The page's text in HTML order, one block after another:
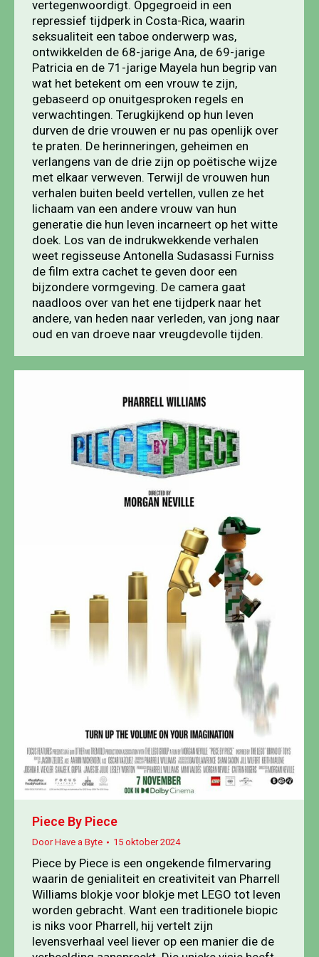
vertegenwoordigt. Opgegroeid in een
repressief tijdperk in Costa-Rica, waarin
seksualiteit een taboe onderwerp was,
ontwikkelden de 68-jarige Ana, de 69-jarige
Patricia en de 71-jarige Mayela hun begrip van
wat het betekent om een vrouw te zijn,
gebaseerd op onuitgesproken regels en
verwachtingen. Terugkijkend op hun leven
durven de drie vrouwen er nu pas openlijk over
te praten. De herinneringen, geheimen en
verlangens van de drie zijn op poëtische wijze
met elkaar verweven. Terwijl de vrouwen hun
verhalen buiten beeld vertellen, vullen ze het
lichaam van een andere vrouw van hun
generatie die hun leven incarneert op het witte
doek. Los van de indrukwekkende verhalen
weet regisseuse Antonella Sudasassi Furniss
de film extra cachet te geven door een
bijzondere vormgeving. De camera gaat
naadloos over van het ene tijdperk naar het
andere, van heden naar verleden, van jong naar
oud en van droeve naar vreugdevolle tijden.
Piece By Piece
DoorHave a Byte 15 oktober 2024
Piece by Piece is een ongekende filmervaring
waarin de genialiteit en creativiteit van Pharrell
Williams blokje voor blokje met LEGO tot leven
worden gebracht. Want een traditionele biopic
is niks voor Pharrell, hij vertelt zijn
levensverhaal veel liever op een manier die de